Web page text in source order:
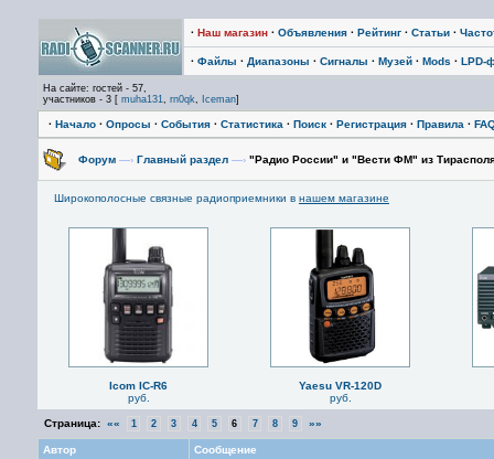
· Наш магазин · Объявления · Рейтинг · Статьи ·
· Файлы · Диапазоны · Сигналы · Музей · Mods · LPD-
На сайте: гостей - 57,
участников - 3 [ muha131, rn0qk, Iceman]
· Начало · Опросы · События · Статистика · Поиск · Регистрация · Правила ·
Форум —› Главный раздел —› "Радио России" и "Вести ФМ" из
Широкополосные связные радиоприемники в нашем магазине
Icom IC-R6
руб.
Yaesu VR-120D
руб.
Страница: «« 1 2 3 4 5 6 7 8 9 »»
Автор
Сообщение